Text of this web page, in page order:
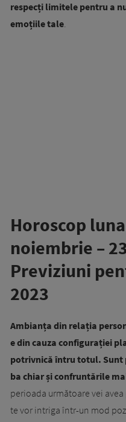
respecți limitele pentru a
emoțiile tale.
Horoscop
noiembrie –
Previziuni
2023
Ambianța din relația
e din cauza configurației
potrivnică întru totul. Sunt
ba chiar și confruntările
perioada următoare vei
te vor intriga într-un mod